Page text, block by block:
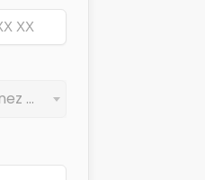
Sélectionnez une Commune